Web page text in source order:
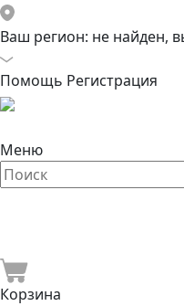
Ваш регион: не найден,
Помощь Регистрация
Меню
Корзина